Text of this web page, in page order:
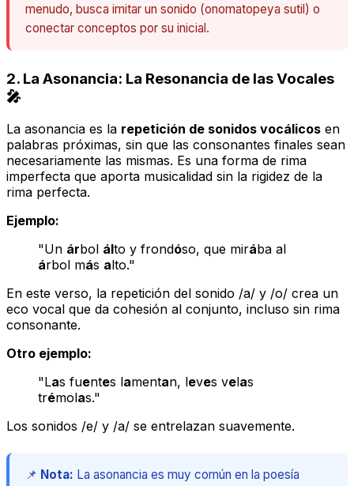
menudo, busca imitar un sonido (onomatopeya sutil) o
conectar conceptos por su inicial.
2. La Asonancia: La Resonancia de las Vocales
🎤
La asonancia es la repetición de sonidos vocálicos en
palabras próximas, sin que las consonantes finales sean
necesariamente las mismas. Es una forma de rima
imperfecta que aporta musicalidad sin la rigidez de la
rima perfecta.
Ejemplo:
"Un árbol álto y frondóso, que mirába al
árbol más alto."
En este verso, la repetición del sonido /a/ y /o/ crea un
eco vocal que da cohesión al conjunto, incluso sin rima
consonante.
Otro ejemplo:
"Las fuentes lamentan, leves velas
trémolas."
Los sonidos /e/ y /a/ se entrelazan suavemente.
📌 Nota: La asonancia es muy común en la poesía